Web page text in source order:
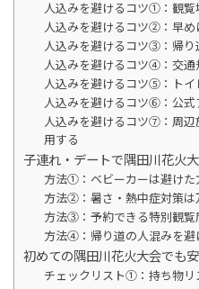
人込みを避けるコツ①：観覧
人込みを避けるコツ②：早め
人込みを避けるコツ③：帰り
人込みを避けるコツ④：交通
人込みを避けるコツ⑤：ト
人込みを避けるコツ⑥：公式
人込みを避けるコツ⑦：周
用する
子連れ・デートで隅田川花火
方法①：ベビーカーは避けた
方法②：暑さ・熱中症対策は
方法③：予約できる特別観覧
方法④：帰り道の人混みを避
初めての隅田川花火大会でも
チェックリスト①：持ち物リ